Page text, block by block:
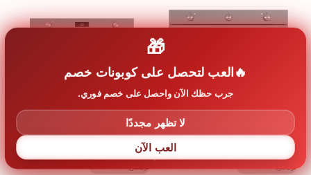
غير متوفر في المخزون
فرن غاز أوبرا بلت ان – 90سم – 125 لتر
OSG961M4F
غير متوفر في المخزون
فرن غاز أوبرا بلت ان – 90سم – 125 لتر
OSG962D4F
🎁
العب لتحصل على كوبونات خصم
جرب حظك الآن واحصل على خصم فوري.
لا تظهر مجددًا
العب الآن